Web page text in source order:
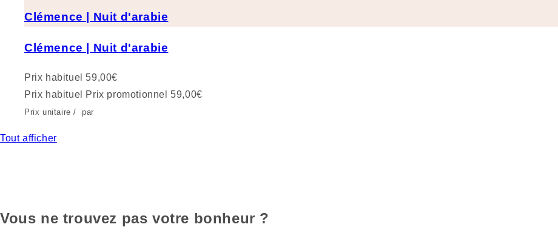
Clémence | Nuit d'arabie
Clémence | Nuit d'arabie
Prix habituel 59,00€
Prix habituel
Prix promotionnel 59,00€
Prix unitaire / par
Tout afficher
Vous ne trouvez pas votre bonheur ?